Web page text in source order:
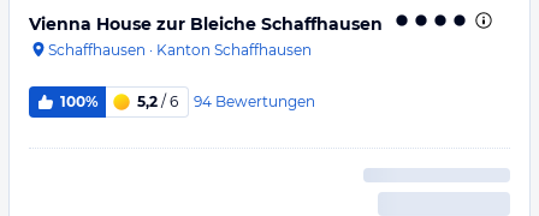
Vienna House zur Bleiche Schaffhausen
Schaffhausen · Kanton Schaffhausen
100% 5,2 / 6 94 Bewertungen